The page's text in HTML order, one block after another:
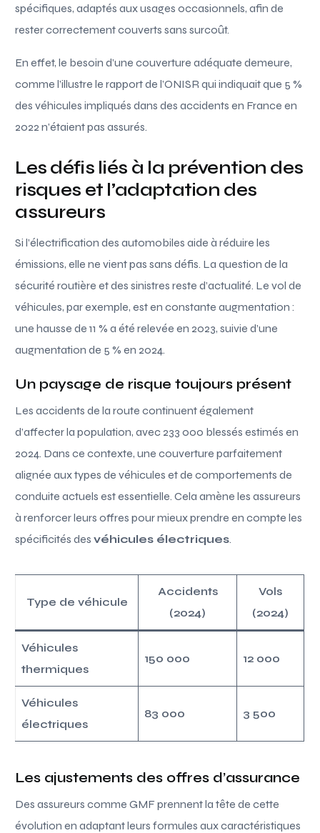
spécifiques, adaptés aux usages occasionnels, afin de
rester correctement couverts sans surcoût.
En effet, le besoin d’une couverture adéquate demeure,
comme l’illustre le rapport de l’ONISR qui indiquait que 5 %
des véhicules impliqués dans des accidents en France en
2022 n’étaient pas assurés.
Les défis liés à la prévention des
risques et l’adaptation des
assureurs
Si l’électrification des automobiles aide à réduire les
émissions, elle ne vient pas sans défis. La question de la
sécurité routière et des sinistres reste d’actualité. Le vol de
véhicules, par exemple, est en constante augmentation :
une hausse de 11 % a été relevée en 2023, suivie d’une
augmentation de 5 % en 2024.
Un paysage de risque toujours présent
Les accidents de la route continuent également
d’affecter la population, avec 233 000 blessés estimés en
2024. Dans ce contexte, une couverture parfaitement
alignée aux types de véhicules et de comportements de
conduite actuels est essentielle. Cela amène les assureurs
à renforcer leurs offres pour mieux prendre en compte les
spécificités desvéhicules électriques.
Type de véhicule
Accidents
(2024)
Vols
(2024)
Véhicules
thermiques
150 000 12 000
Véhicules
électriques
83 000 3 500
Les ajustements des offres d’assurance
Des assureurs comme GMF prennent la tête de cette
évolution en adaptant leurs formules aux caractéristiques